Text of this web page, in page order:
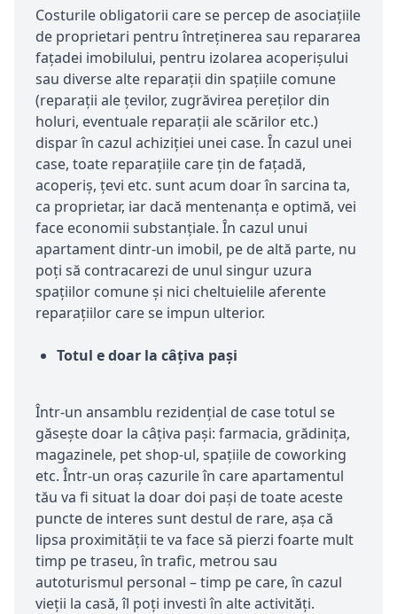
Costurile obligatorii care se percep de asociațiile
de proprietari pentru întreținerea sau repararea
fațadei imobilului, pentru izolarea acoperișului
sau diverse alte reparații din spațiile comune
(reparații ale țevilor, zugrăvirea pereților din
holuri, eventuale reparații ale scărilor etc.)
dispar în cazul achiziției unei case. În cazul unei
case, toate reparațiile care țin de fațadă,
acoperiș, țevi etc. sunt acum doar în sarcina ta,
ca proprietar, iar dacă mentenanța e optimă, vei
face economii substanțiale. În cazul unui
apartament dintr-un imobil, pe de altă parte, nu
poți să contracarezi de unul singur uzura
spațiilor comune și nici cheltuielile aferente
reparațiilor care se impun ulterior.
Totul e doar la câțiva pași
Într-un ansamblu rezidențial de case totul se
găsește doar la câțiva pași: farmacia, grădinița,
magazinele, pet shop-ul, spațiile de coworking
etc. Într-un oraș cazurile în care apartamentul
tău va fi situat la doar doi pași de toate aceste
puncte de interes sunt destul de rare, așa că
lipsa proximității te va face să pierzi foarte mult
timp pe traseu, în trafic, metrou sau
autoturismul personal – timp pe care, în cazul
vieții la casă, îl poți investi în alte activități.